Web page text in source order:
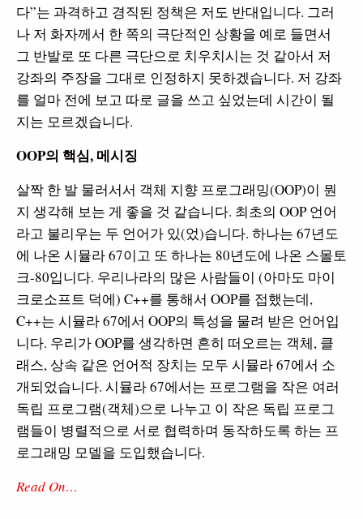
다”는 과격하고 경직된 정책은 저도 반대입니다. 그러
나 저 화자께서 한 쪽의 극단적인 상황을 예로 들면서
그 반발로 또 다른 극단으로 치우치시는 것 같아서 저
강좌의 주장을 그대로 인정하지 못하겠습니다. 저 강좌
를 얼마 전에 보고 따로 글을 쓰고 싶었는데 시간이 될
지는 모르겠습니다.
OOP의 핵심, 메시징
살짝 한 발 물러서서 객체 지향 프로그래밍(OOP)이 뭔
지 생각해 보는 게 좋을 것 같습니다. 최초의 OOP 언어
라고 불리우는 두 언어가 있(었)습니다. 하나는 67년도
에 나온 시뮬라 67이고 또 하나는 80년도에 나온 스몰토
크-80입니다. 우리나라의 많은 사람들이 (아마도 마이
크로소프트 덕에) C++를 통해서 OOP를 접했는데,
C++는 시뮬라 67에서 OOP의 특성을 물려 받은 언어입
니다. 우리가 OOP를 생각하면 흔히 떠오르는 객체, 클
래스, 상속 같은 언어적 장치는 모두 시뮬라 67에서 소
개되었습니다. 시뮬라 67에서는 프로그램을 작은 여러
독립 프로그램(객체)으로 나누고 이 작은 독립 프로그
램들이 병렬적으로 서로 협력하며 동작하도록 하는 프
로그래밍 모델을 도입했습니다.
Read On…